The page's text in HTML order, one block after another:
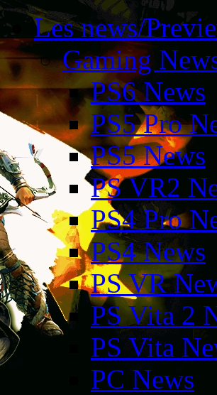
Les news/
Gaming
PS6 News
PS5 Pro
PS5 News
PS VR2
PS4 Pro
PS4 News
PS VR
PS Vita 2
PS Vita
PC News